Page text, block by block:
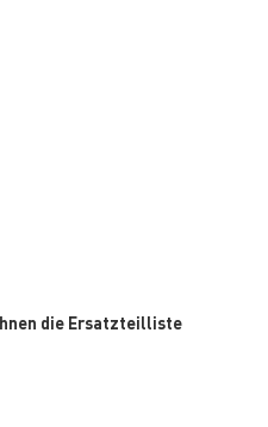
die Ersatzteilliste